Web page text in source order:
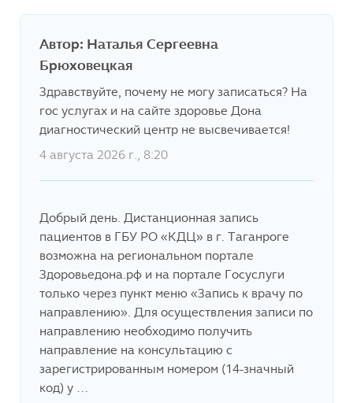
Автор: Наталья Сергеевна
Брюховецкая
Здравствуйте, почему не могу записаться? На
гос услугах и на сайте здоровье Дона
диагностический центр не высвечивается!
4 августа 2026 г., 8:20
Добрый день. Дистанционная запись
пациентов в ГБУ РО «КДЦ» в г. Таганроге
возможна на региональном портале
Здоровьедона.рф и на портале Госуслуги
только через пункт меню «Запись к врачу по
направлению». Для осуществления записи по
направлению необходимо получить
направление на консультацию c
зарегистрированным номером (14-значный
код) у …